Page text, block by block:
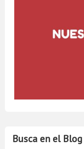
Busca en el Blog